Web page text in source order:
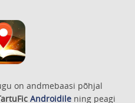
on andmebaasi põhjal
Androidile ning peagi